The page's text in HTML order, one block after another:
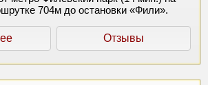
704м до остановки «Фили».
Отзывы